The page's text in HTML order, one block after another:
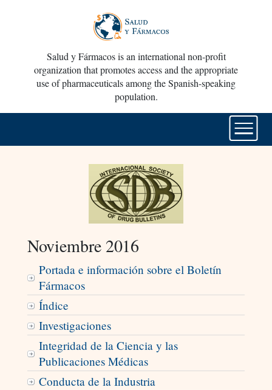
Salud y Fármacos is an international non-profit
organization that promotes access and the appropriate
use of pharmaceuticals among the Spanish-speaking
population.
Noviembre 2016
Portada e información sobre el Boletín
Fármacos
Índice
Investigaciones
Integridad de la Ciencia y las
Publicaciones Médicas
Conducta de la Industria